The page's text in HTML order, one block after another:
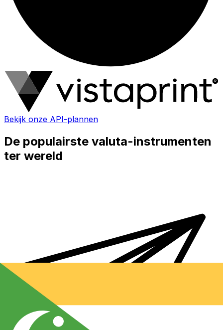
Bekijk onze API-plannen
De populairste valuta-instrumenten
ter wereld